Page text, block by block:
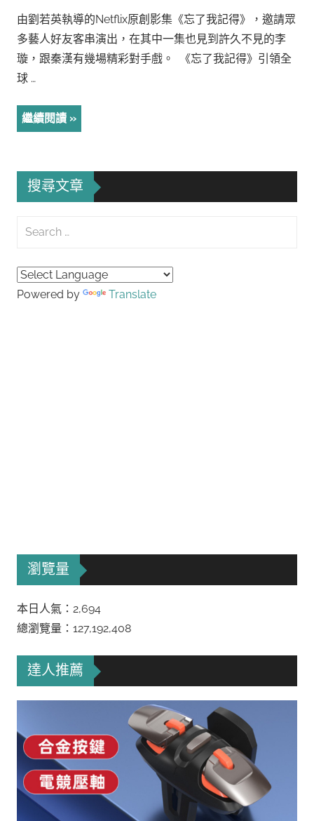
由劉若英執導的Netflix原創影集《忘了我記得》，邀請眾
多藝人好友客串演出，在其中一集也見到許久不見的李
璇，跟秦漢有幾場精彩對手戲。 《忘了我記得》引領全
球 …
繼續閱讀
搜尋文章
Search
Powered by Translate
瀏覽量
本日人氣：2,694
總瀏覽量：127,192,408
達人推薦